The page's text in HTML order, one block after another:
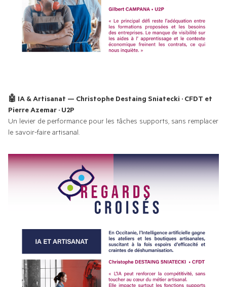
🤖 IA & Artisanat — Christophe Destaing Sniatecki · CFDT et
Pierre Azemar · U2P
Un levier de performance pour les tâches supports, sans remplacer
le savoir-faire artisanal.